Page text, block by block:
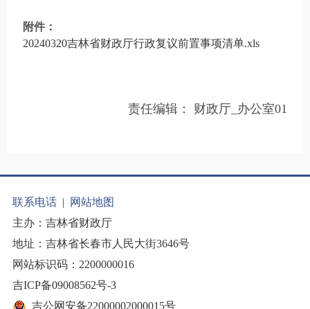
附件：
20240320吉林省财政厅行政复议前置事项清单.xls
责任编辑： 财政厅_办公室01
联系电话 |
网站地图
主办：吉林省财政厅
地址：吉林省长春市人民大街3646号
网站标识码：2200000016
吉ICP备09008562号-3
吉公网安备22000002000015号